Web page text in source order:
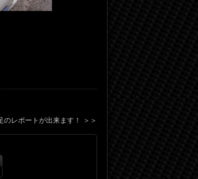
のレポートが出来ます！ ＞＞